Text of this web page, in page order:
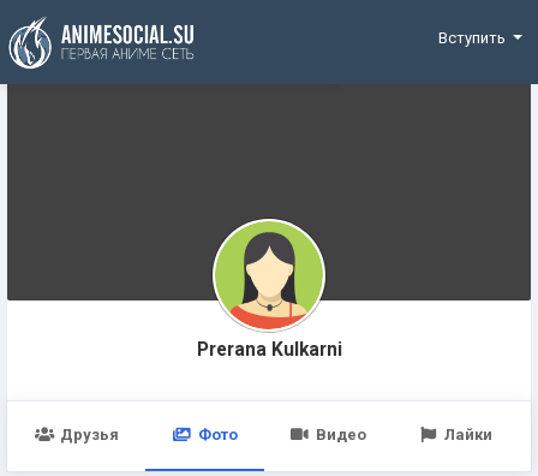
Funding
Вступить
Prerana Kulkarni
Друзья Фото Видео Лайки